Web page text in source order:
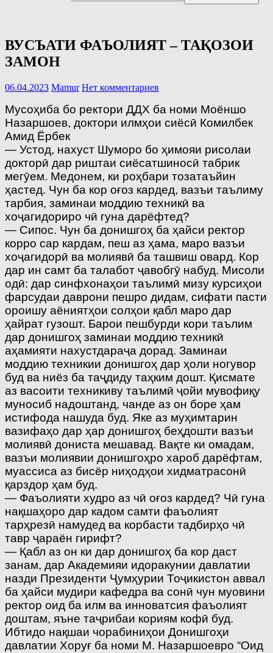
ВУСЪАТИ ФАЪОЛИЯТ – ТАҚОЗОИ
ЗАМОН
06.04.2023 Mamur Нет комментариев
Мусоҳиба бо ректори ДДХ ба номи Моёншо
Назаршоев, доктори илмҳои сиёсӣ Комилбек
Амид Ёрбек
— Устод, нахуст Шуморо бо ҳимояи рисолаи
докторӣ дар риштаи сиёсатшиносӣ табрик
мегӯем. Медонем, ки роҳбари тозатаъйин
ҳастед. Чун ба кор оғоз кардед, вазъи таълиму
тарбия, заминаи моддию техникӣ ва
хоҷагидориро чӣ гуна дарёфтед?
— Сипос. Чун ба донишгоҳ ба ҳайси ректор
корро сар кардам, пеш аз ҳама, маро вазъи
хоҷагидорӣ ва молиявӣ ба ташвиш овард. Кор
дар ин самт ба талабот ҷавобгӯ набуд. Мисоли
одӣ: дар синфхонаҳои таълимӣ мизу курсиҳои
фарсудаи даврони пешро дидам, сифати пасти
ороишу аёниятҳои солҳои қабл маро дар
ҳайрат гузошт. Барои пешбурди кори таълим
дар донишгоҳ заминаи моддию техникӣ
аҳамияти нахустдараҷа дорад. Заминаи
моддию техникии донишгоҳ дар ҳоли ногувор
буд ва ниёз ба таҷдиду таҳким дошт. Қисмате
аз васоити техникиву таълимӣ ҷойи мувофиқу
муносиб надоштанд, чанде аз он боре ҳам
истифода нашуда буд. Яке аз муҳимтарин
вазифаҳо дар ҳар донишгоҳ беҳдошти вазъи
молиявӣ дониста мешавад. Вақте ки омадам,
вазъи молиявии донишгоҳро хароб дарёфтам,
муассиса аз бисёр ниҳодҳои хидматрасонӣ
қарздор ҳам буд.
— Фаъолияти худро аз чӣ оғоз кардед? Чӣ гуна
нақшаҳоро дар кадом самти фаъолият
тарҳрезӣ намудед ва корбасти тадбирҳо чӣ
тавр ҷараён гирифт?
— Қабл аз он ки дар донишгоҳ ба кор даст
занам, дар Академияи идоракунии давлатии
назди Президенти Ҷумҳурии Тоҷикистон аввал
ба ҳайси мудири кафедра ва сонӣ чун муовини
ректор оид ба илм ва инноватсия фаъолият
доштам, яъне таҷрибаи кориям кофӣ буд.
Ибтидо нақшаи чорабиниҳои Донишгоҳи
давлатии Хоруғ ба номи М. Назаршоевро “Оид